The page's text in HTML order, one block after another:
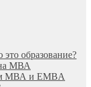
образование?
МВА
МВА и EMBA